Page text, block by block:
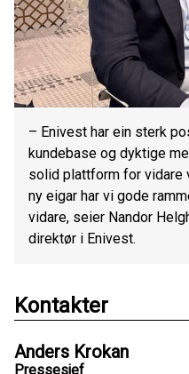
– Enivest har ein sterk
kundebase og dyktige
solid plattform for vidare
ny eigar har vi gode
vidare, seier Nandor
direktør i Enivest.
Kontakter
Anders Krokan
Pressesjef